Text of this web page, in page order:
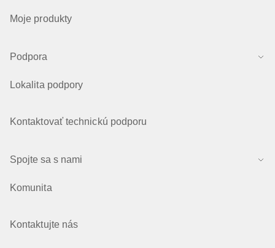
Moje produkty
Podpora
Lokalita podpory
Kontaktovať technickú podporu
Spojte sa s nami
Komunita
Kontaktujte nás